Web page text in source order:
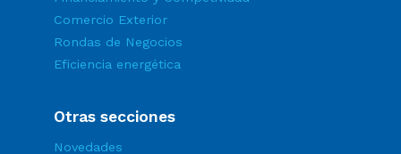
Comercio Exterior
Rondas de Negocios
Eficiencia energética
Otras secciones
Novedades